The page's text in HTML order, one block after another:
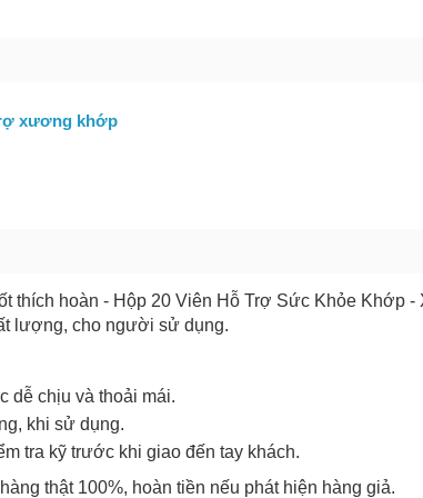
xương khớp
thích hoàn - Hộp 20 Viên Hỗ Trợ Sức Khỏe Khớp -
lượng, cho người sử dụng.
dễ chịu và thoải mái.
khi sử dụng.
tra kỹ trước khi giao đến tay khách.
thật 100%, hoàn tiền nếu phát hiện hàng giả.